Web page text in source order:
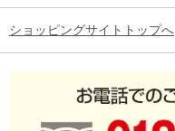
ショッピングサイトトップへ